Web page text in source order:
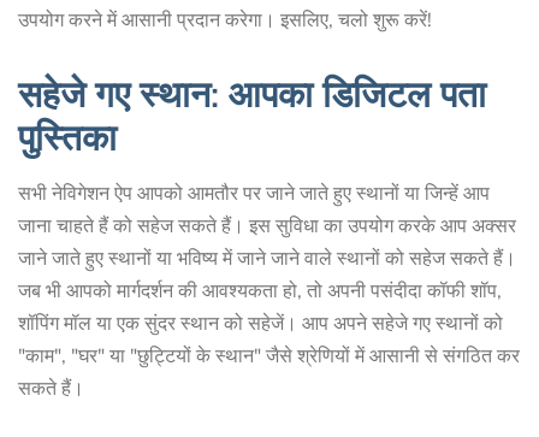
उपयोग करने में आसानी प्रदान करेगा। इसलिए, चलो शुरू करें!
सहेजे गए स्थान: आपका डिजिटल पता
पुस्तिका
सभी नेविगेशन ऐप आपको आमतौर पर जाने जाते हुए स्थानों या जिन्हें आप
जाना चाहते हैं को सहेज सकते हैं। इस सुविधा का उपयोग करके आप अक्सर
जाने जाते हुए स्थानों या भविष्य में जाने जाने वाले स्थानों को सहेज सकते हैं।
जब भी आपको मार्गदर्शन की आवश्यकता हो, तो अपनी पसंदीदा कॉफी शॉप,
शॉपिंग मॉल या एक सुंदर स्थान को सहेजें। आप अपने सहेजे गए स्थानों को
"काम", "घर" या "छुट्टियों के स्थान" जैसे श्रेणियों में आसानी से संगठित कर
सकते हैं।